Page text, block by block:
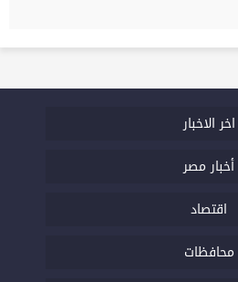
اخر الاخبار
أخبار مصر
اقتصاد
محافظات